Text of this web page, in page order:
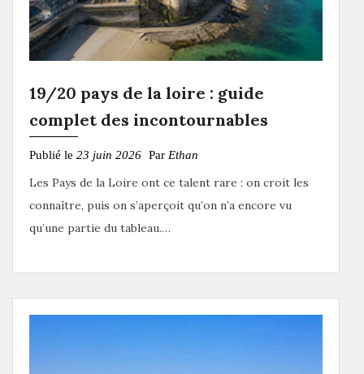
19/20 pays de la loire : guide
complet des incontournables
Publié le 23 juin 2026 Par Ethan
Les Pays de la Loire ont ce talent rare : on croit les
connaître, puis on s’aperçoit qu’on n’a encore vu
qu’une partie du tableau.…